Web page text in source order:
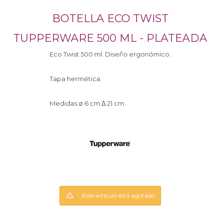
BOTELLA ECO TWIST
TUPPERWARE 500 ML - PLATEADA
Eco Twist 500 ml. Diseño ergonómico.
Tapa hermética.
Medidas:ø 6 cm ∆ 21 cm
Este artículo está agotado.